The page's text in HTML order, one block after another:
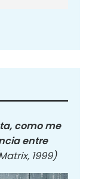
como me
entre
1999)